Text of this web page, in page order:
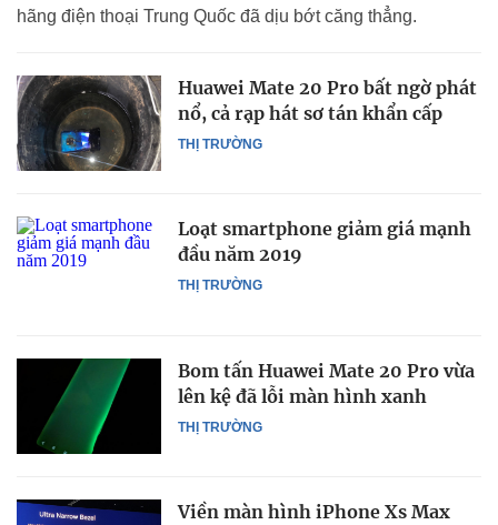
hãng điện thoại Trung Quốc đã dịu bớt căng thẳng.
THỊ TRƯỜNG
Huawei Mate 20 Pro bất ngờ phát
nổ, cả rạp hát sơ tán khẩn cấp
THỊ TRƯỜNG
Loạt smartphone giảm giá mạnh
đầu năm 2019
THỊ TRƯỜNG
Bom tấn Huawei Mate 20 Pro vừa
lên kệ đã lỗi màn hình xanh
Viền màn hình iPhone Xs Max